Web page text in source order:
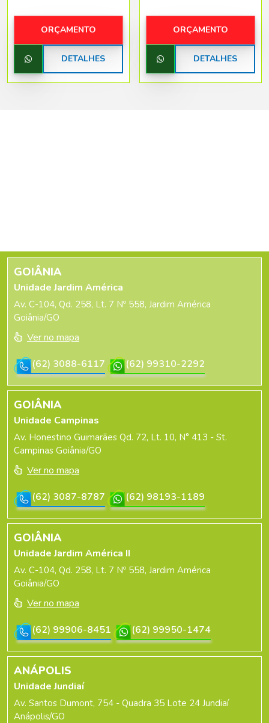
ORÇAMENTO
DETALHES
ORÇAMENTO
DETALHES
GOIÂNIA
Unidade Jardim América
Av. C-104, Qd. 258, Lt. 7 Nº 558, Jardim América
Goiânia/GO
Ver no mapa
(62) 3088-6117
(62) 99310-2292
GOIÂNIA
Unidade Campinas
Av. Honestino Guimarães Qd. 72, Lt. 10, N° 413 - St.
Campinas Goiânia/GO
Ver no mapa
(62) 3087-8787
(62) 98193-1189
GOIÂNIA
Unidade Jardim América II
Av. C-104, Qd. 258, Lt. 7 Nº 558, Jardim América
Goiânia/GO
Ver no mapa
(62) 99906-8451
(62) 99950-1474
ANÁPOLIS
Unidade Jundiaí
Av. Santos Dumont, 754 - Quadra 35 Lote 24 Jundiaí
Anápolis/GO